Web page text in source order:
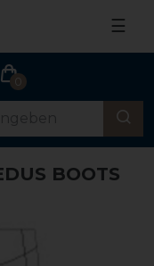
☰
0
BOOTS H